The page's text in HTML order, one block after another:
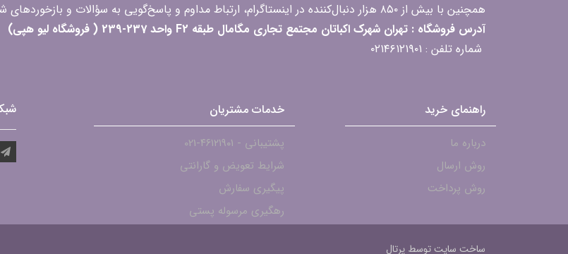
همچنین با بیش از ۸۵۰ هزار دنبال‌کننده در اینستاگرام، ارتباط مداوم و پاسخ‌گویی به سؤالات و بازخوردهای شما را یکی از افتخارات‌مان می‌دانیم
آدرس فروشگاه : تهران شهرک اکباتان مجتمع تجاری مگامال طبقه F2 واحد 237-239 ( فروشگاه لیو هپی)
شماره تلفن : ۰۲۱۴۶۱۲۱۹۰۱
راهنمای خرید
درباره ما
روش ارسال
روش پرداخت
خدمات مشتریان
پشتیبانی - ۴۶۱۲۱۹۰۱-021
شرایط تعویض و گارانتی
پیگیری سفارش
رهگیری مرسوله پستی
ساخت سایت توسط پرتال